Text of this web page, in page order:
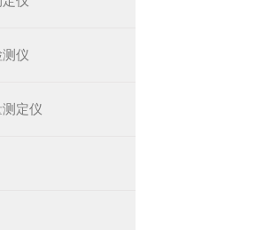
仪
定仪